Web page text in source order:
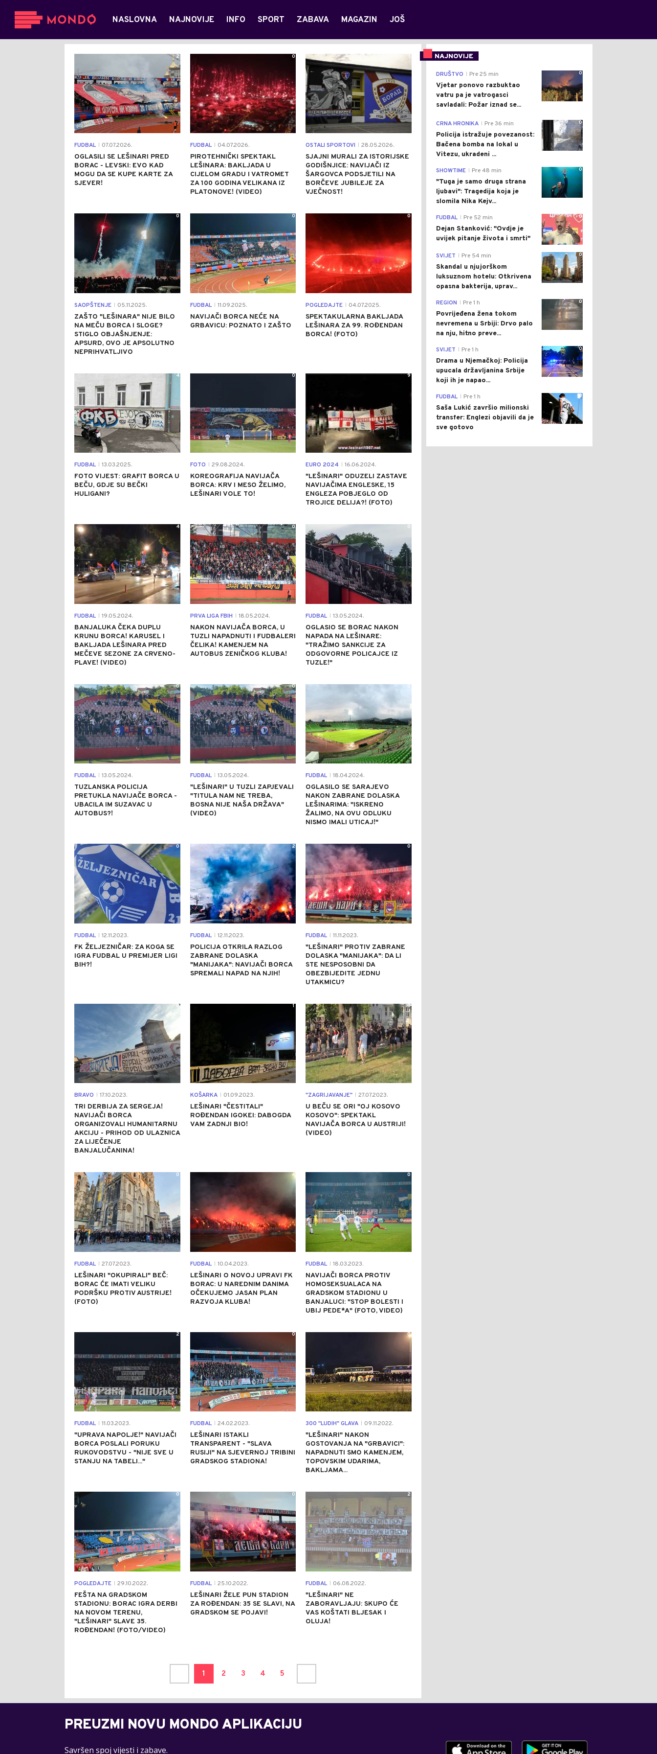
NASLOVNA NAJNOVIJE INFO SPORT ZABAVA MAGAZIN JOŠ
FUDBAL 07.07.2026.
OGLASILI SE LEŠINARI PRED
BORAC - LEVSKI: EVO KAD
MOGU DA SE KUPE KARTE ZA
SJEVER!
2
FUDBAL 04.07.2026.
PIROTEHNIČKI SPEKTAKL
LEŠINARA: BAKLJADA U
CIJELOM GRADU I VATROMET
ZA 100 GODINA VELIKANA IZ
PLATONOVE! (VIDEO)
0
OSTALI SPORTOVI 28.05.2026.
SJAJNI MURALI ZA ISTORIJSKE
GODIŠNJICE: NAVIJAČI IZ
ŠARGOVCA PODSJETILI NA
BORČEVE JUBILEJE ZA
VJEČNOST!
1
SAOPŠTENJE 05.11.2025.
ZAŠTO "LEŠINARA" NIJE BILO
NA MEČU BORCA I SLOGE?
STIGLO OBJAŠNJENJE:
APSURD, OVO JE APSOLUTNO
NEPRIHVATLJIVO
0
FUDBAL 11.09.2025.
NAVIJAČI BORCA NEĆE NA
GRBAVICU: POZNATO I ZAŠTO
0
POGLEDAJTE 04.07.2025.
SPEKTAKULARNA BAKLJADA
LEŠINARA ZA 99. ROĐENDAN
BORCA! (FOTO)
0
FUDBAL 13.03.2025.
FOTO VIJEST: GRAFIT BORCA U
BEČU, GDJE SU BEČKI
HULIGANI?
4
FOTO 29.08.2024.
KOREOGRAFIJA NAVIJAČA
BORCA: KRV I MESO ŽELIMO,
LEŠINARI VOLE TO!
0
EURO 2024 16.06.2024.
"LEŠINARI" ODUZELI ZASTAVE
NAVIJAČIMA ENGLESKE, 15
ENGLEZA POBJEGLO OD
TROJICE DELIJA?! (FOTO)
9
FUDBAL 19.05.2024.
BANJALUKA ČEKA DUPLU
KRUNU BORCA! KARUSEL I
BAKLJADA LEŠINARA PRED
MEČEVE SEZONE ZA CRVENO-
PLAVE! (VIDEO)
4
PRVA LIGA FBIH 18.05.2024.
NAKON NAVIJAČA BORCA, U
TUZLI NAPADNUTI I FUDBALERI
ČELIKA! KAMENJEM NA
AUTOBUS ZENIČKOG KLUBA!
0
FUDBAL 13.05.2024.
OGLASIO SE BORAC NAKON
NAPADA NA LEŠINARE:
"TRAŽIMO SANKCIJE ZA
ODGOVORNE POLICAJCE IZ
TUZLE!"
0
FUDBAL 13.05.2024.
TUZLANSKA POLICIJA
PRETUKLA NAVIJAČE BORCA -
UBACILA IM SUZAVAC U
AUTOBUS?!
0
FUDBAL 13.05.2024.
"LEŠINARI" U TUZLI ZAPJEVALI
"TITULA NAM NE TREBA,
BOSNA NIJE NAŠA DRŽAVA"
(VIDEO)
0
FUDBAL 18.04.2024.
OGLASILO SE SARAJEVO
NAKON ZABRANE DOLASKA
LEŠINARIMA: "ISKRENO
ŽALIMO, NA OVU ODLUKU
NISMO IMALI UTICAJ!"
0
FUDBAL 12.11.2023.
FK ŽELJEZNIČAR: ZA KOGA SE
IGRA FUDBAL U PREMIJER LIGI
BIH?!
0
FUDBAL 12.11.2023.
POLICIJA OTKRILA RAZLOG
ZABRANE DOLASKA
"MANIJAKA": NAVIJAČI BORCA
SPREMALI NAPAD NA NJIH!
2
FUDBAL 11.11.2023.
"LEŠINARI" PROTIV ZABRANE
DOLASKA "MANIJAKA": DA LI
STE NESPOSOBNI DA
OBEZBIJEDITE JEDNU
UTAKMICU?
0
BRAVO 17.10.2023.
TRI DERBIJA ZA SERGEJA!
NAVIJAČI BORCA
ORGANIZOVALI HUMANITARNU
AKCIJU - PRIHOD OD ULAZNICA
ZA LIJEČENJE
BANJALUČANINA!
0
KOŠARKA 01.09.2023.
LEŠINARI "ČESTITALI"
ROĐENDAN IGOKEI: DABOGDA
VAM ZADNJI BIO!
1
"ZAGRIJAVANJE" 27.07.2023.
U BEČU SE ORI "OJ KOSOVO
KOSOVO": SPEKTAKL
NAVIJAČA BORCA U AUSTRIJI!
(VIDEO)
0
FUDBAL 27.07.2023.
LEŠINARI "OKUPIRALI" BEČ:
BORAC ĆE IMATI VELIKU
PODRŠKU PROTIV AUSTRIJE!
(FOTO)
0
FUDBAL 10.04.2023.
LEŠINARI O NOVOJ UPRAVI FK
BORAC: U NAREDNIM DANIMA
OČEKUJEMO JASAN PLAN
RAZVOJA KLUBA!
4
FUDBAL 18.03.2023.
NAVIJAČI BORCA PROTIV
HOMOSEKSUALACA NA
GRADSKOM STADIONU U
BANJALUCI: "STOP BOLESTI I
UBIJ PEDE*A" (FOTO, VIDEO)
0
FUDBAL 11.03.2023.
"UPRAVA NAPOLJE!" NAVIJAČI
BORCA POSLALI PORUKU
RUKOVODSTVU - "NIJE SVE U
STANJU NA TABELI..."
2
FUDBAL 24.02.2023.
LEŠINARI ISTAKLI
TRANSPARENT - "SLAVA
RUSIJI" NA SJEVERNOJ TRIBINI
GRADSKOG STADIONA!
0
300 "LUDIH" GLAVA 09.11.2022.
"LEŠINARI" NAKON
GOSTOVANJA NA "GRBAVICI":
NAPADNUTI SMO KAMENJEM,
TOPOVSKIM UDARIMA,
BAKLJAMA...
0
POGLEDAJTE 29.10.2022.
FEŠTA NA GRADSKOM
STADIONU: BORAC IGRA DERBI
NA NOVOM TERENU,
"LEŠINARI" SLAVE 35.
ROĐENDAN! (FOTO/VIDEO)
0
FUDBAL 25.10.2022.
LEŠINARI ŽELE PUN STADION
ZA ROĐENDAN: 35 SE SLAVI, NA
GRADSKOM SE POJAVI!
0
FUDBAL 06.08.2022.
"LEŠINARI" NE
ZABORAVLJAJU: SKUPO ĆE
VAS KOŠTATI BLJESAK I
OLUJA!
2
1 2 3 4 5
NAJNOVIJE
0
DRUŠTVO Pre 25 min
Vjetar ponovo razbuktao
vatru pa je vatrogasci
savladali: Požar iznad se...
0
CRNA HRONIKA Pre 36 min
Policija istražuje povezanost:
Bačena bomba na lokal u
Vitezu, ukradeni ...
0
SHOWTIME Pre 48 min
"Tuga je samo druga strana
ljubavi": Tragedija koja je
slomila Nika Kejv...
0
FUDBAL Pre 52 min
Dejan Stanković: "Ovdje je
uvijek pitanje života i smrti"
0
SVIJET Pre 54 min
Skandal u njujorškom
luksuznom hotelu: Otkrivena
opasna bakterija, uprav...
0
REGION Pre 1 h
Povrijeđena žena tokom
nevremena u Srbiji: Drvo palo
na nju, hitno preve...
0
SVIJET Pre 1 h
Drama u Njemačkoj: Policija
upucala državljanina Srbije
koji ih je napao...
0
FUDBAL Pre 1 h
Saša Lukić završio milionski
transfer: Englezi objavili da je
sve gotovo
PREUZMI NOVU MONDO APLIKACIJU
Savršen spoj vijesti i zabave.